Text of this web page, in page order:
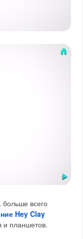
всего
Hey Clay
и планшетов.